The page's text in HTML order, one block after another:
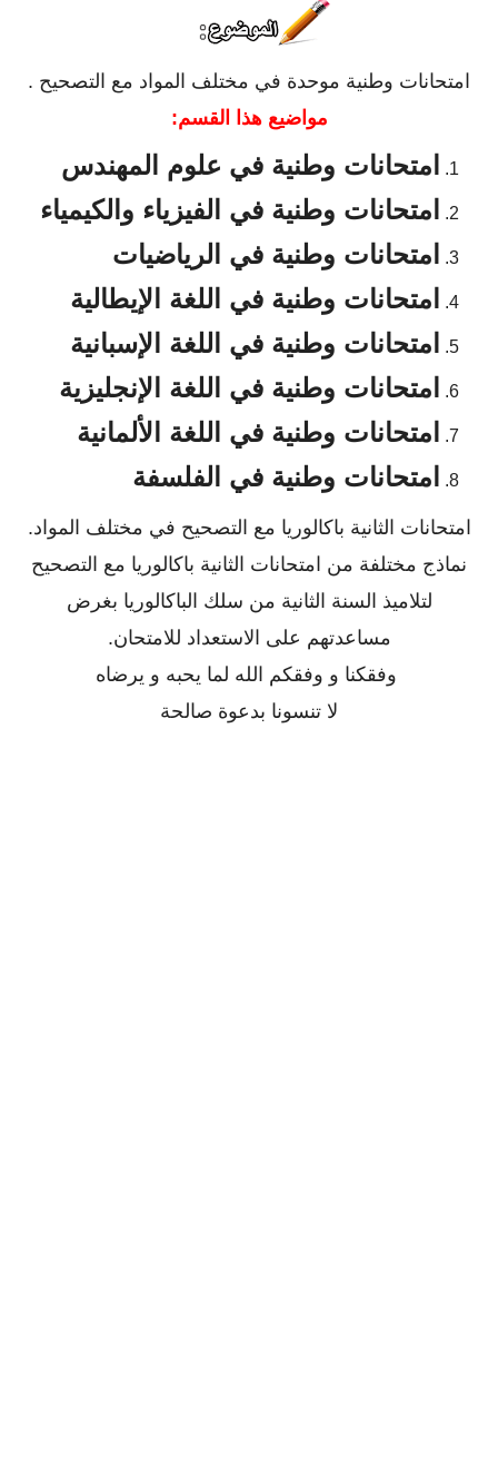
امتحانات وطنية موحدة في مختلف المواد مع التصحيح .
مواضيع هذا القسم:
امتحانات وطنية في علوم المهندس
امتحانات وطنية في الفيزياء والكيمياء
امتحانات وطنية في الرياضيات
امتحانات وطنية في اللغة الإيطالية
امتحانات وطنية في اللغة الإسبانية
امتحانات وطنية في اللغة الإنجليزية
امتحانات وطنية في اللغة الألمانية
امتحانات وطنية في الفلسفة
امتحانات الثانية باكالوريا مع التصحيح في مختلف المواد.
نماذج مختلفة من امتحانات الثانية باكالوريا مع التصحيح
لتلاميذ السنة الثانية من سلك الباكالوريا بغرض
مساعدتهم على الاستعداد للامتحان.
وفقكنا و وفقكم الله لما يحبه و يرضاه
لا تنسونا بدعوة صالحة